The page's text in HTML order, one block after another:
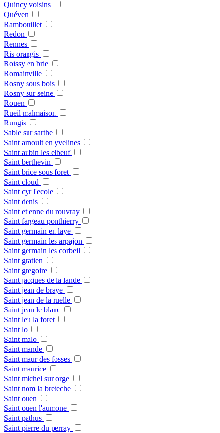
Quincy voisins
Quéven
Rambouillet
Redon
Rennes
Ris orangis
Roissy en brie
Romainville
Rosny sous bois
Rosny sur seine
Rouen
Rueil malmaison
Rungis
Sable sur sarthe
Saint arnoult en yvelines
Saint aubin les elbeuf
Saint berthevin
Saint brice sous foret
Saint cloud
Saint cyr l'ecole
Saint denis
Saint etienne du rouvray
Saint fargeau ponthierry
Saint germain en laye
Saint germain les arpajon
Saint germain les corbeil
Saint gratien
Saint gregoire
Saint jacques de la lande
Saint jean de braye
Saint jean de la ruelle
Saint jean le blanc
Saint leu la foret
Saint lo
Saint malo
Saint mande
Saint maur des fosses
Saint maurice
Saint michel sur orge
Saint nom la breteche
Saint ouen
Saint ouen l'aumone
Saint pathus
Saint pierre du perray